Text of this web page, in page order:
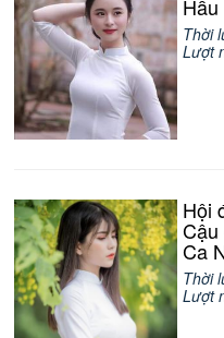
Thời
Lượt
Hội
Cậu
Ca
Thời
Lượt